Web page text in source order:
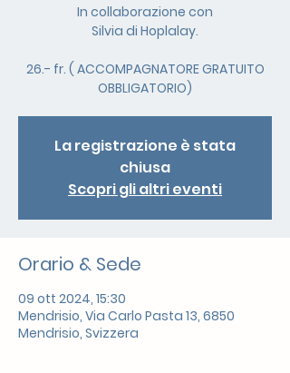
In collaborazione con
Silvia di Hoplalay.
26.- fr. ( ACCOMPAGNATORE GRATUITO
OBBLIGATORIO)
La registrazione è stata
chiusa
Scopri gli altri eventi
Orario & Sede
09 ott 2024, 15:30
Mendrisio, Via Carlo Pasta 13, 6850
Mendrisio, Svizzera